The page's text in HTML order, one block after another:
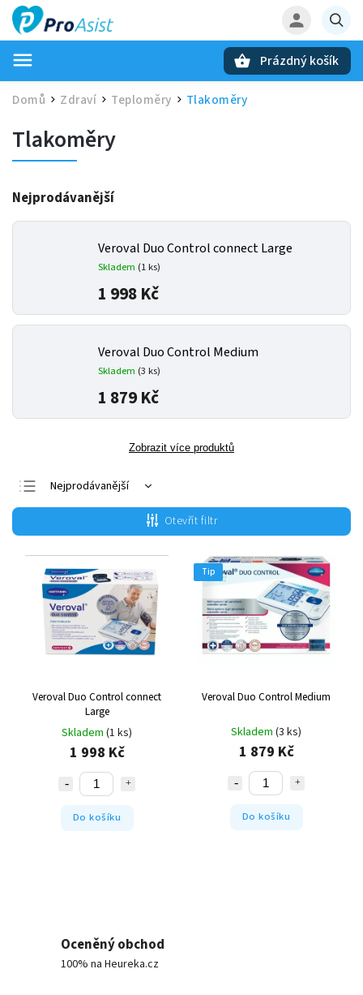
Prázdný košík
Domů / Zdraví / Teploměry / Tlakoměry
Tlakoměry
Nejprodávanější
Veroval Duo Control connect Large
Skladem (1 ks)
1 998 Kč
Veroval Duo Control Medium
Skladem (3 ks)
1 879 Kč
Zobrazit více produktů
Nejprodávanější
Nejlevnější
Nejdražší
Abecedně
Otevřít filtr
Veroval Duo Control connect
Large
Skladem (1 ks)
1 998 Kč
Do košíku
Tip
Veroval Duo Control Medium
Skladem (3 ks)
1 879 Kč
Do košíku
Oceněný obchod
100% na Heureka.cz